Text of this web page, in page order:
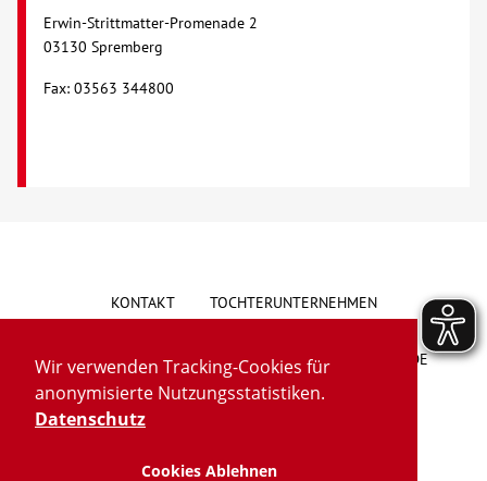
Wir verwenden Tracking-Cookies für
anonymisierte Nutzungsstatistiken.
Datenschutz
Cookies Ablehnen
Kontakt
Erwin-Strittmatter-Promenade 2
03130 Spremberg
Fax: 03563 344800
KONTAKT TOCHTERUNTERNEHMEN
HINWEISGEBERSYSTEM VORSCHLAG/BESCHWERDE
LIEFERKETTENGESETZ
IMPRESSUM DATENSCHUTZ